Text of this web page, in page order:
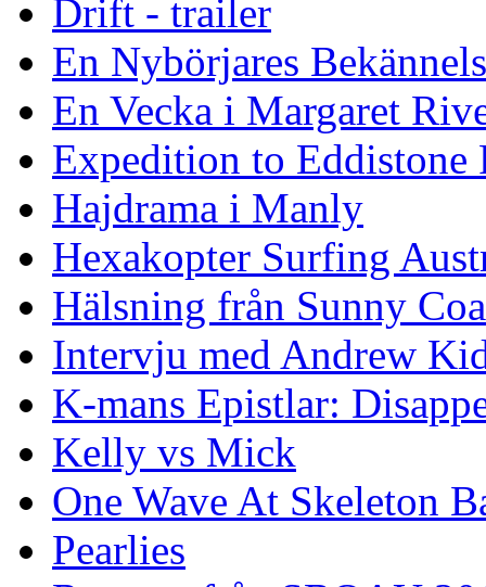
Drift - trailer
En Nybörjares
En Vecka i Margaret
Expedition to Eddistone
Hajdrama i Manly
Hexakopter Surfing
Hälsning från Sunny
Intervju med Andrew
K-mans Epistlar:
Kelly vs Mick
One Wave At Skeleton
Pearlies